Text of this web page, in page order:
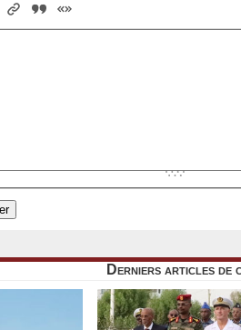
Derniers articles de